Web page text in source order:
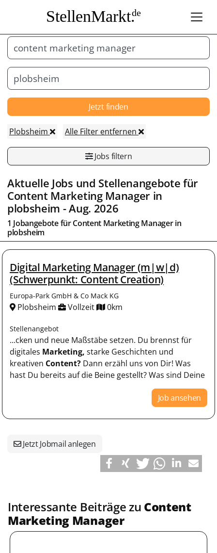
StellenMarkt.de
Jetzt finden
Plobsheim Alle Filter entfernen
Jobs filtern
Aktuelle Jobs und Stellenangebote für
Content Marketing Manager in
plobsheim - Aug. 2026
1 Jobangebote fürContent Marketing Managerin
plobsheim
Digital Marketing Manager (m|w|d)
(Schwerpunkt: Content Creation)
Europa-Park GmbH & Co Mack KG
Plobsheim Vollzeit 0km
Stellenangebot
...cken und neue Maßstäbe setzen. Du brennst für
digitales Marketing, starke Geschichten und
kreativen Content? Dann erzähl uns von Dir! Was
hast Du bereits auf die Beine gestellt? Was sind Deine
Job ansehen
Jetzt Jobmail anlegen
Interessante Beiträge zu Content
Marketing Manager